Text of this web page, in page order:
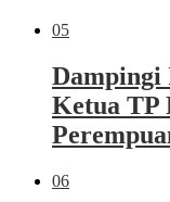
05
Dampingi
Ketua
06